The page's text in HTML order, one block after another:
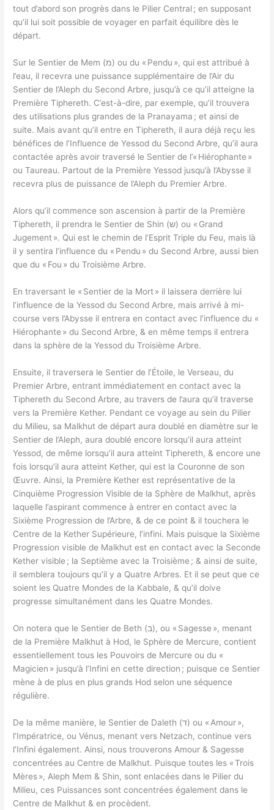
tout d’abord son progrès dans le Pilier Central ; en supposant
qu’il lui soit possible de voyager en parfait équilibre dès le
départ.
Sur le Sentier de Mem (מ) ou du « Pendu », qui est attribué à
l’eau, il recevra une puissance supplémentaire de l’Air du
Sentier de l’Aleph du Second Arbre, jusqu’à ce qu’il atteigne la
Première Tiphereth. C’est-à-dire, par exemple, qu’il trouvera
des utilisations plus grandes de la Pranayama ; et ainsi de
suite. Mais avant qu’il entre en Tiphereth, il aura déjà reçu les
bénéfices de l’Influence de Yessod du Second Arbre, qu’il aura
contactée après avoir traversé le Sentier de l’« Hiérophante »
ou Taureau. Partout de la Première Yessod jusqu’à l’Abysse il
recevra plus de puissance de l’Aleph du Premier Arbre.
Alors qu’il commence son ascension à partir de la Première
Tiphereth, il prendra le Sentier de Shin (ש) ou « Grand
Jugement ». Qui est le chemin de l’Esprit Triple du Feu, mais là
il y sentira l’influence du « Pendu » du Second Arbre, aussi bien
que du « Fou » du Troisième Arbre.
En traversant le « Sentier de la Mort » il laissera derrière lui
l’influence de la Yessod du Second Arbre, mais arrivé à mi-
course vers l’Abysse il entrera en contact avec l’influence du «
Hiérophante » du Second Arbre, & en même temps il entrera
dans la sphère de la Yessod du Troisième Arbre.
Ensuite, il traversera le Sentier de l’Étoile, le Verseau, du
Premier Arbre, entrant immédiatement en contact avec la
Tiphereth du Second Arbre, au travers de l’aura qu’il traverse
vers la Première Kether. Pendant ce voyage au sein du Pilier
du Milieu, sa Malkhut de départ aura doublé en diamètre sur le
Sentier de l’Aleph, aura doublé encore lorsqu’il aura atteint
Yessod, de même lorsqu’il aura atteint Tiphereth, & encore une
fois lorsqu’il aura atteint Kether, qui est la Couronne de son
Œuvre. Ainsi, la Première Kether est représentative de la
Cinquième Progression Visible de la Sphère de Malkhut, après
laquelle l’aspirant commence à entrer en contact avec la
Sixième Progression de l’Arbre, & de ce point & il touchera le
Centre de la Kether Supérieure, l’infini. Mais puisque la Sixième
Progression visible de Malkhut est en contact avec la Seconde
Kether visible ; la Septième avec la Troisième ; & ainsi de suite,
il semblera toujours qu’il y a Quatre Arbres. Et il se peut que ce
soient les Quatre Mondes de la Kabbale, & qu’il doive
progresse simultanément dans les Quatre Mondes.
On notera que le Sentier de Beth (ב), ou « Sagesse », menant
de la Première Malkhut à Hod, le Sphère de Mercure, contient
essentiellement tous les Pouvoirs de Mercure ou du «
Magicien » jusqu’à l’Infini en cette direction ; puisque ce Sentier
mène à de plus en plus grands Hod selon une séquence
régulière.
De la même manière, le Sentier de Daleth (ד) ou « Amour »,
l’Impératrice, ou Vénus, menant vers Netzach, continue vers
l’Infini également. Ainsi, nous trouverons Amour & Sagesse
concentrées au Centre de Malkhut. Puisque toutes les « Trois
Mères », Aleph Mem & Shin, sont enlacées dans le Pilier du
Milieu, ces Puissances sont concentrées également dans le
Centre de Malkhut & en procèdent.